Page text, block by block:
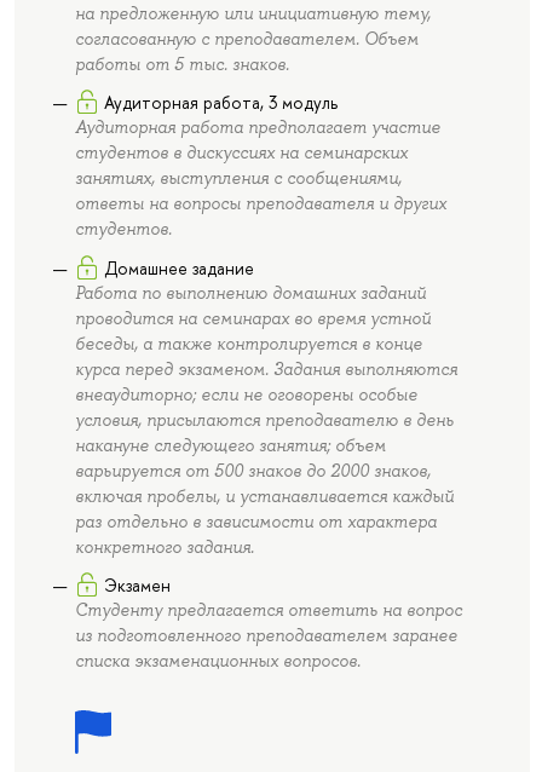
на предложенную или инициативную тему,
согласованную с преподавателем. Объем
работы от 5 тыс. знаков.
Аудиторная работа, 3 модуль
Аудиторная работа предполагает участие
студентов в дискуссиях на семинарских
занятиях, выступления с сообщениями,
ответы на вопросы преподавателя и других
студентов.
Домашнее задание
Работа по выполнению домашних заданий
проводится на семинарах во время устной
беседы, а также контролируется в конце
курса перед экзаменом. Задания выполняются
внеаудиторно; если не оговорены особые
условия, присылаются преподавателю в день
накануне следующего занятия; объем
варьируется от 500 знаков до 2000 знаков,
включая пробелы, и устанавливается каждый
раз отдельно в зависимости от характера
конкретного задания.
Экзамен
Студенту предлагается ответить на вопрос
из подготовленного преподавателем заранее
списка экзаменационных вопросов.